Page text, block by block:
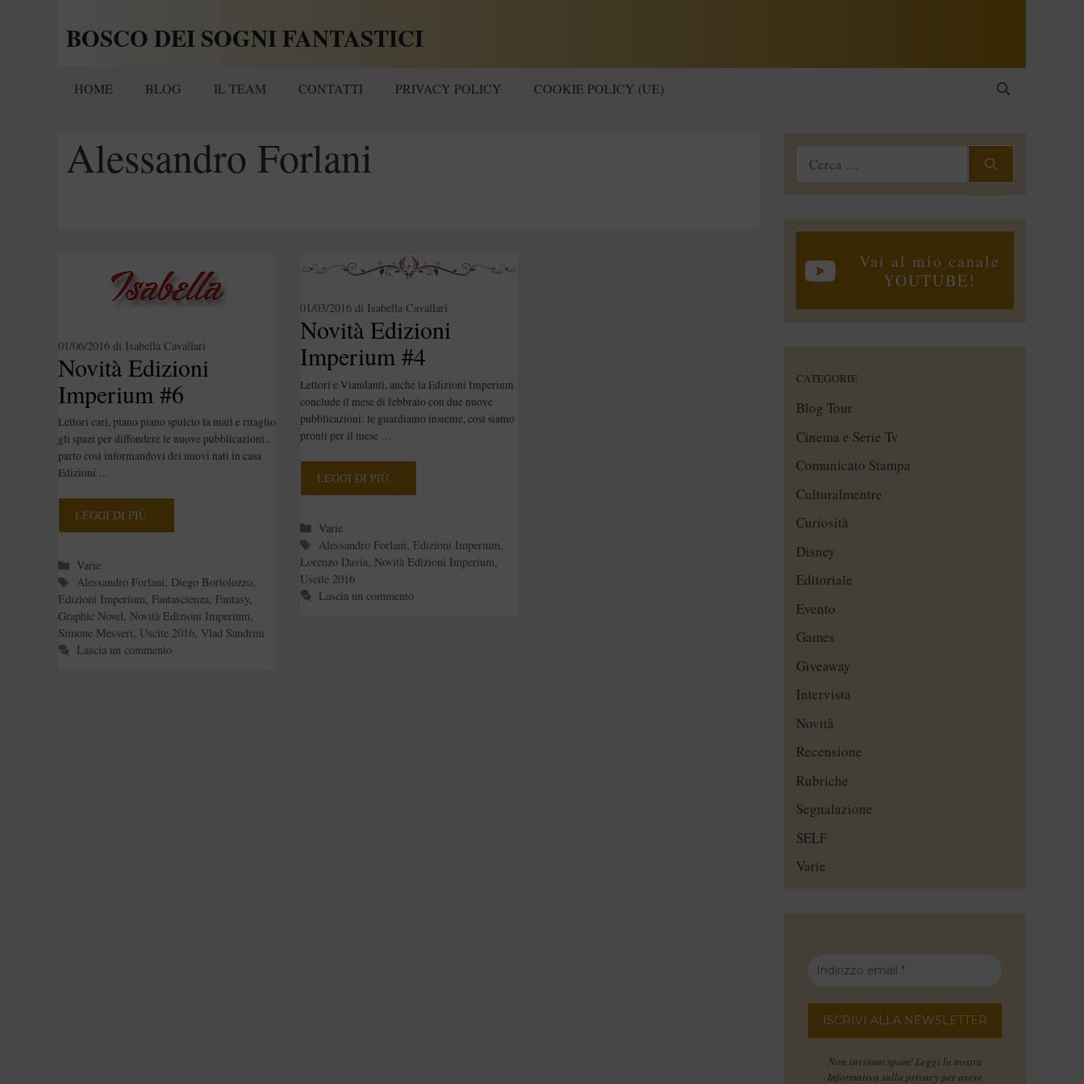
BOSCO DEI SOGNI FANTASTICI
HOME BLOG IL TEAM CONTATTI PRIVACY POLICY COOKIE POLICY (UE)
Alessandro Forlani
Novità Edizioni
Imperium #6
01/06/2016 di Isabella Cavallari
Lettori cari, piano piano spulcio la mail e ritaglio
gli spazi per diffondere le nuove pubblicazioni..
parto così informandovi dei nuovi nati in casa
Edizioni …
LEGGI DI PIÙ…
Categorie
Varie
Tag
Alessandro Forlani, Diego Bortolozzo,
Edizioni Imperium, Fantascienza, Fantasy,
Graphic Novel, Novità Edizioni Imperium,
Simone Messeri, Uscite 2016, Vlad Sandrini
Lascia un commento
Novità Edizioni
Imperium #4
01/03/2016 di Isabella Cavallari
Lettori e Viandanti, anche la Edizioni Imperium
conclude il mese di febbraio con due nuove
pubblicazioni: le guardiamo insieme, così siamo
pronti per il mese …
LEGGI DI PIÙ…
Categorie
Varie
Tag
Alessandro Forlani, Edizioni Imperium,
Lorenzo Davia, Novità Edizioni Imperium,
Uscite 2016
Lascia un commento
Ricerca
Vai al mio canale
YOUTUBE!
CATEGORIE
Blog Tour
Cinema e Serie Tv
Comunicato Stampa
Culturalmentre
Curiosità
Disney
Editoriale
Evento
Games
Giveaway
Intervista
Novità
Recensione
Rubriche
Segnalazione
SELF
Varie
Non inviamo spam! Leggi la nostra
Informativa sulla privacy per avere